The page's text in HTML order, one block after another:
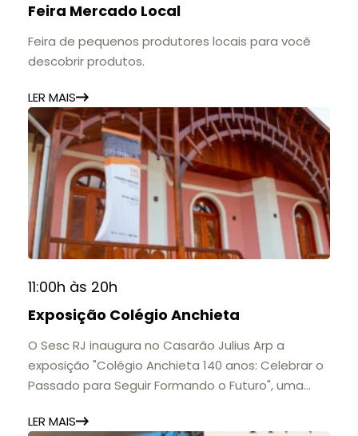
Feira Mercado Local
Feira de pequenos produtores locais para você
descobrir produtos.
LER MAIS
11:00h às 20h
Exposição Colégio Anchieta
O Sesc RJ inaugura no Casarão Julius Arp a
exposição "Colégio Anchieta 140 anos: Celebrar o
Passado para Seguir Formando o Futuro", uma
importantes instituições de ensino de Nova
LER MAIS